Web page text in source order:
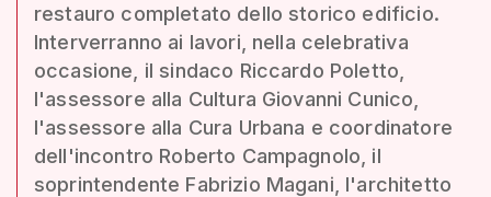
restauro completato dello storico edificio.
Interverranno ai lavori, nella celebrativa
occasione, il sindaco Riccardo Poletto,
l'assessore alla Cultura Giovanni Cunico,
l'assessore alla Cura Urbana e coordinatore
dell'incontro Roberto Campagnolo, il
soprintendente Fabrizio Magani, l'architetto